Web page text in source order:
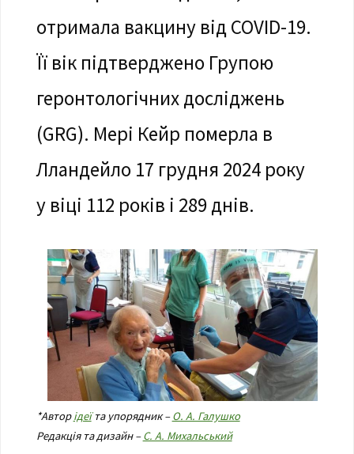
отримала вакцину від COVID-19.
Її вік підтверджено Групою
геронтологічних досліджень
(GRG). Мері Кейр померла в
Лландейло 17 грудня 2024 року
у віці 112 років і 289 днів.
*Авторідеїта упорядник –О. А. Галушко
Редакція та дизайн –С. А. Михальський